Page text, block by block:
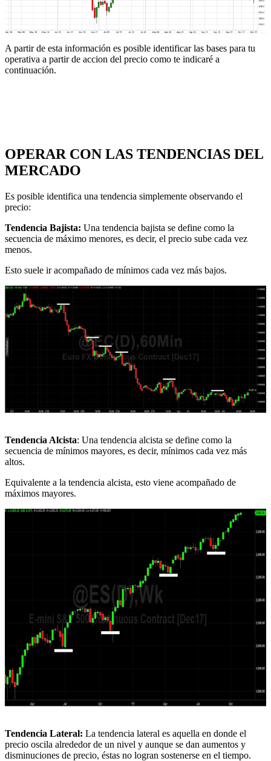
A partir de esta información es posible identificar las bases para tu
operativa a partir de accion del precio como te indicaré a
continuación.
OPERAR CON LAS TENDENCIAS DEL
MERCADO
Es posible identifica una tendencia simplemente observando el
precio:
Tendencia Bajista: Una tendencia bajista se define como la
secuencia de máximo menores, es decir, el precio sube cada vez
menos.
Esto suele ir acompañado de mínimos cada vez más bajos.
Tendencia Alcista: Una tendencia alcista se define como la
secuencia de mínimos mayores, es decir, mínimos cada vez más
altos.
Equivalente a la tendencia alcista, esto viene acompañado de
máximos mayores.
Tendencia Lateral: La tendencia lateral es aquella en donde el
precio oscila alrededor de un nivel y aunque se dan aumentos y
disminuciones de precio, éstas no logran sostenerse en el tiempo.